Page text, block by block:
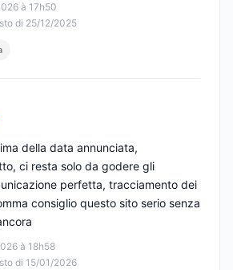
à 17h50
di 25/12/2025
à 18h58
di 15/01/2026
della data annunciata,
ci resta solo da godere gli
perfetta, tracciamento dei
consiglio questo sito serio senza